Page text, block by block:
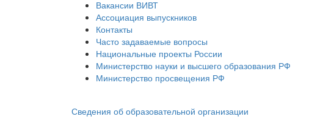
Вакансии ВИВТ
Ассоциация выпускников
Контакты
Часто задаваемые вопросы
Национальные проекты России
Министерство науки и высшего образования РФ
Министерство просвещения РФ
Сведения об образовательной организации